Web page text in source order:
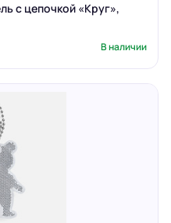
с цепочкой «Круг»,
В наличии